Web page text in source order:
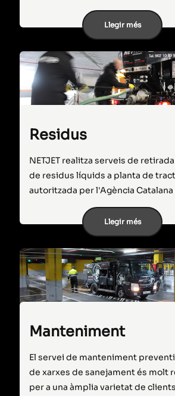
Llegir més
Residus
NETJET realitza serveis de
de residus líquids a planta de
autoritzada per l'Agència Catalana
Llegir més
Manteniment
El servei de manteniment
de xarxes de sanejament és molt
per a una àmplia varietat de